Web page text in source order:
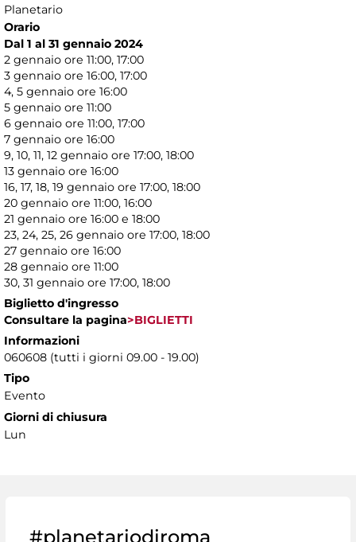
Planetario
Orario
Dal 1 al 31 gennaio 2024
2 gennaio ore 11:00, 17:00
3 gennaio ore 16:00, 17:00
4, 5 gennaio ore 16:00
5 gennaio ore 11:00
6 gennaio ore 11:00, 17:00
7 gennaio ore 16:00
9, 10, 11, 12 gennaio ore 17:00, 18:00
13 gennaio ore 16:00
16, 17, 18, 19 gennaio ore 17:00, 18:00
20 gennaio ore 11:00, 16:00
21 gennaio ore 16:00 e 18:00
23, 24, 25, 26 gennaio ore 17:00, 18:00
27 gennaio ore 16:00
28 gennaio ore 11:00
30, 31 gennaio ore 17:00, 18:00
Biglietto d'ingresso
Consultare la pagina>BIGLIETTI
Informazioni
060608 (tutti i giorni 09.00 - 19.00)
Tipo
Evento
Giorni di chiusura
Lun
#planetariodiroma